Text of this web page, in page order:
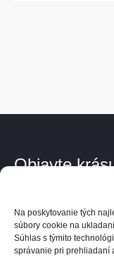
Na poskytovanie tých
súbory cookie na
Súhlas s týmito
správanie pri prehliadaní
Objavte
V celom